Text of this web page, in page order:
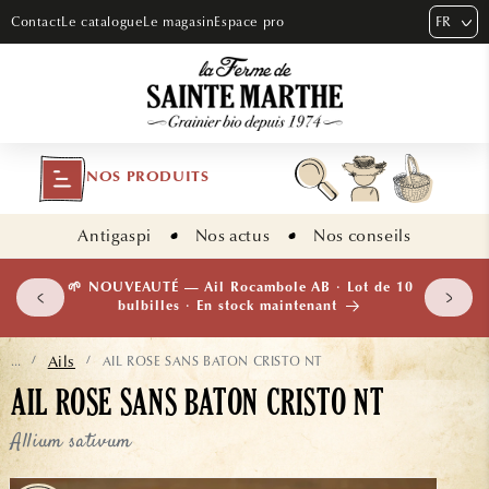
ET PASSER
ContactLe catalogueLe magasinEspace pro FR
NOS PRODUITS
Antigaspi Nos actus Nos conseils
🌱 NOUVEAUTÉ — Ail Rocambole AB · Lot de 10
bulbilles · En stock maintenant
... / Ails / AIL ROSE SANS BATON CRISTO NT
AIL ROSE SANS BATON CRISTO NT
Allium sativum
AUX